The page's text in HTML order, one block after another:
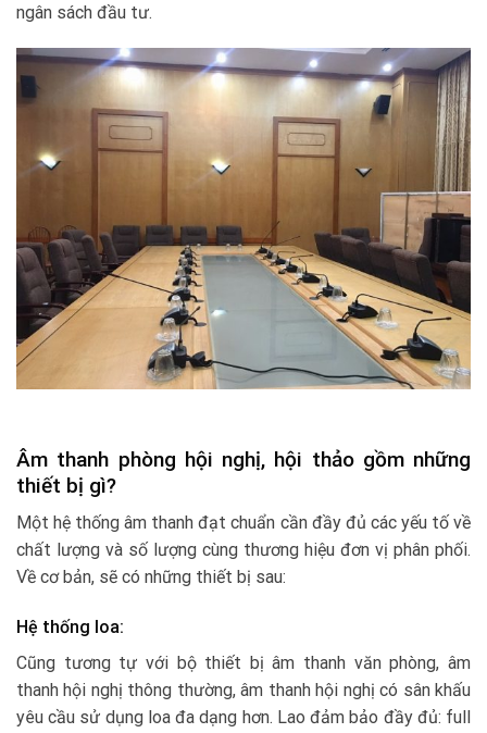
ngân sách đầu tư.
Âm thanh phòng hội nghị, hội thảo gồm những
thiết bị gì?
Một hệ thống âm thanh đạt chuẩn cần đầy đủ các yếu tố về
chất lượng và số lượng cùng thương hiệu đơn vị phân phối.
Về cơ bản, sẽ có những thiết bị sau:
Hệ thống loa:
Cũng tương tự với bộ thiết bị âm thanh văn phòng, âm
thanh hội nghị thông thường, âm thanh hội nghị có sân khấu
yêu cầu sử dụng loa đa dạng hơn. Lao đảm bảo đầy đủ: full